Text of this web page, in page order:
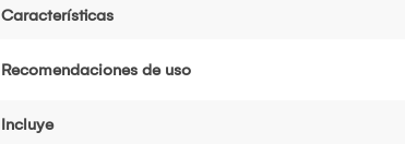
Características
Recomendaciones de uso
Incluye